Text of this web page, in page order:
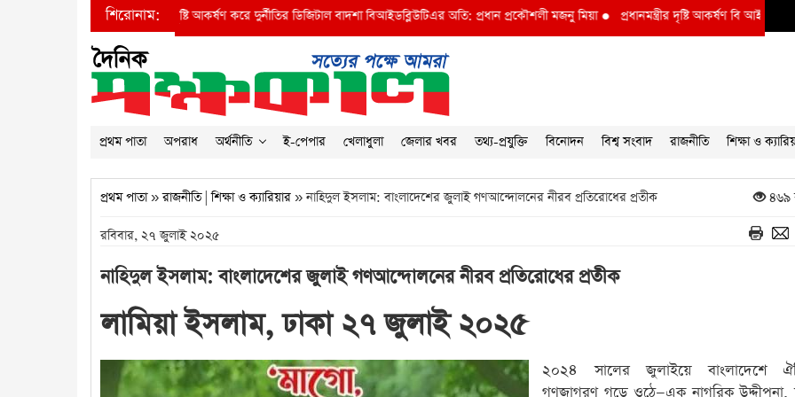
শিরোনাম:
প্রধানমন্ত্রীর দৃষ্টি আকর্ষণ করে দুর্নীতির ডিজিটাল বাদশা বিআইডব্লিউটিএর অতি: প্রধান প্রকৌশলী মজনু মিয়া●প্রধানমন্ত্রীর দৃষ্টি আকর্ষণ বি আই ডব্লুভিইউ-তে
প্রথম পাতা অপরাধ অর্থনীতি ই-পেপার খেলাধুলা জেলার খবর তথ্য-প্রযুক্তি বিনোদন বিশ্ব সংবাদ রাজনীতি শিক্ষা ও
প্রথম পাতা»রাজনীতি|শিক্ষা ও ক্যারিয়ার » নাহিদুল ইসলাম: বাংলাদেশের জুলাই গণআন্দোলনের নীরব প্রতিরোধের প্রতীক ৪৬৯
রবিবার, ২৭ জুলাই ২০২৫
নাহিদুল ইসলাম: বাংলাদেশের জুলাই গণআন্দোলনের নীরব প্রতিরোধের প্রতীক
লামিয়া ইসলাম, ঢাকা ২৭ জুলাই ২০২৫
২০২৪ সালের জুলাইয়ে বাংলাদেশে
গণজাগরণ গড়ে ওঠে—এক নাগরিক